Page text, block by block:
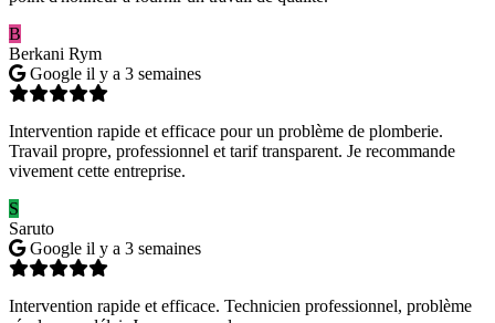
B
Berkani Rym
Google il y a 3 semaines
Intervention rapide et efficace pour un problème de plomberie.
Travail propre, professionnel et tarif transparent. Je recommande
vivement cette entreprise.
S
Saruto
Google il y a 3 semaines
Intervention rapide et efficace. Technicien professionnel, problème